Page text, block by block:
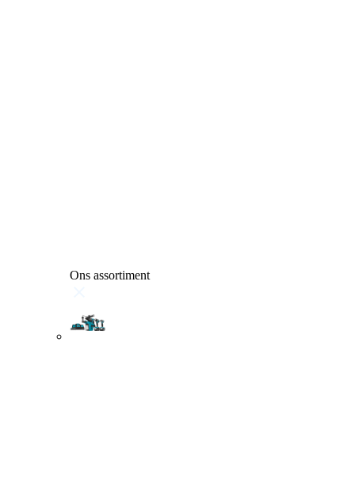
Ons assortiment